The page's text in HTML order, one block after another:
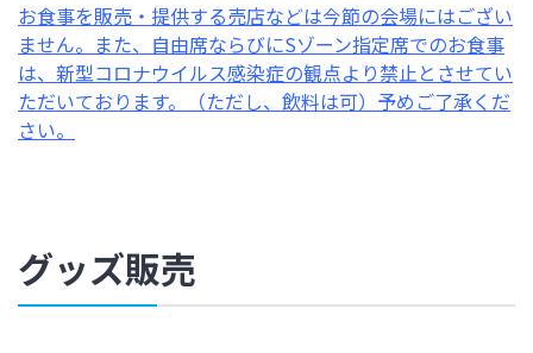
お食事を販売・提供する売店などは今節の会場にはござい
ません。また、自由席ならびにSゾーン指定席でのお食事
は、新型コロナウイルス感染症の観点より禁止とさせてい
ただいております。（ただし、飲料は可）予めご了承くだ
さい。
グッズ販売